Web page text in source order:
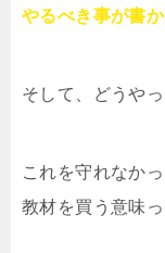
やるべき事が書
そして、どうやっ
これを守れなかっ
教材を買う意味